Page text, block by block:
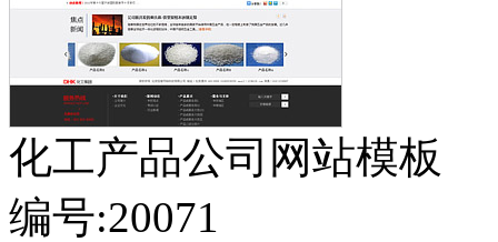
化工产品公司网站模板
编号:20071